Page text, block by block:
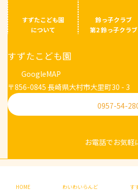
すずたこども園
について
鈴っ子クラブ
第2 鈴っ子クラブ
すずたこども園
GoogleMAP
〒856-0845 長崎県大村市大里町30 - 3
0957-54-
お電話でお気軽
稚園・学童 All Rights
HOME わいわいらんど す